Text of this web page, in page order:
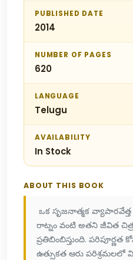
PUBLISHED DATE
2014
NUMBER OF PAGES
620
LANGUAGE
Telugu
AVAILABILITY
In Stock
ABOUT THIS BOOK
ఒక సృజనాత్మక వ్యాపారవేత్త
రాట్నం వంటి అతని జీవిత
ప్రతిబింబిస్తుంది.
ఉత్సుకత ఆరు పరిశ్రమలలో